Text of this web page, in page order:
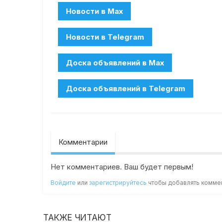
Комментарии
Нет комментариев. Ваш будет первым!
Войдите илизарегистрируйтесь чтобы добавлять
ТАКЖЕ ЧИТАЮТ